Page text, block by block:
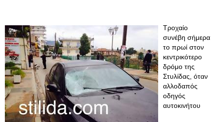
Τροχαίο
συνέβη σήμερα
το πρωί στον
κεντρικότερο
δρόμο της
Στυλίδας, όταν
αλλοδαπός
οδηγός
αυτοκινήτου